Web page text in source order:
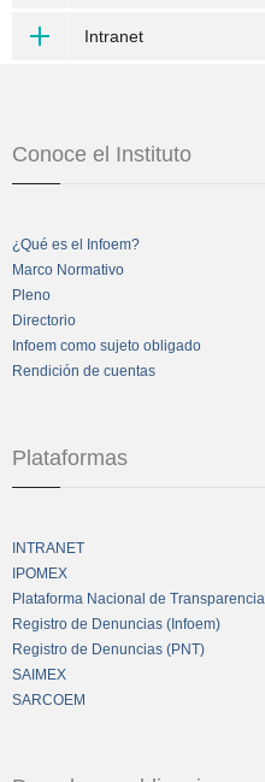
Intranet
Conoce el Instituto
¿Qué es el Infoem?
Marco Normativo
Pleno
Directorio
Infoem como sujeto obligado
Rendición de cuentas
Plataformas
INTRANET
IPOMEX
Plataforma Nacional de Transparencia
Registro de Denuncias (Infoem)
Registro de Denuncias (PNT)
SAIMEX
SARCOEM